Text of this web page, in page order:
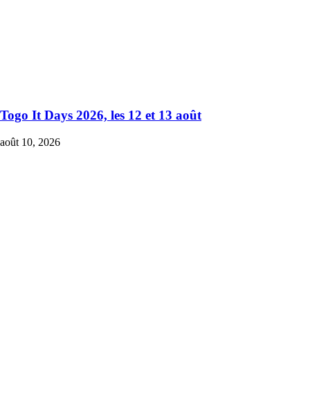
Togo It Days 2026, les 12 et 13 août
août 10, 2026